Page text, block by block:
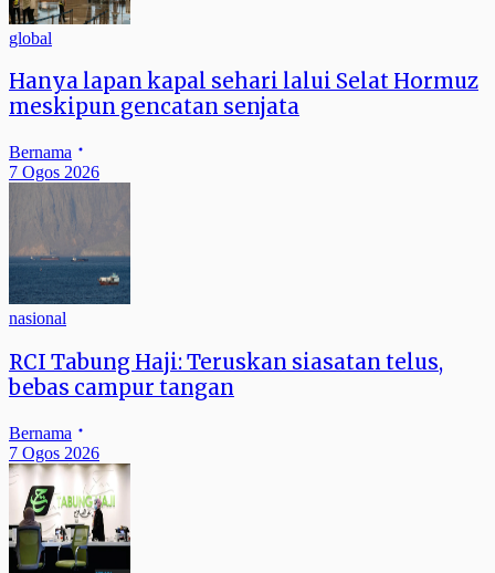
global
Hanya lapan kapal sehari lalui Selat Hormuz
meskipun gencatan senjata
Bernama
7 Ogos 2026
nasional
RCI Tabung Haji: Teruskan siasatan telus,
bebas campur tangan
Bernama
7 Ogos 2026